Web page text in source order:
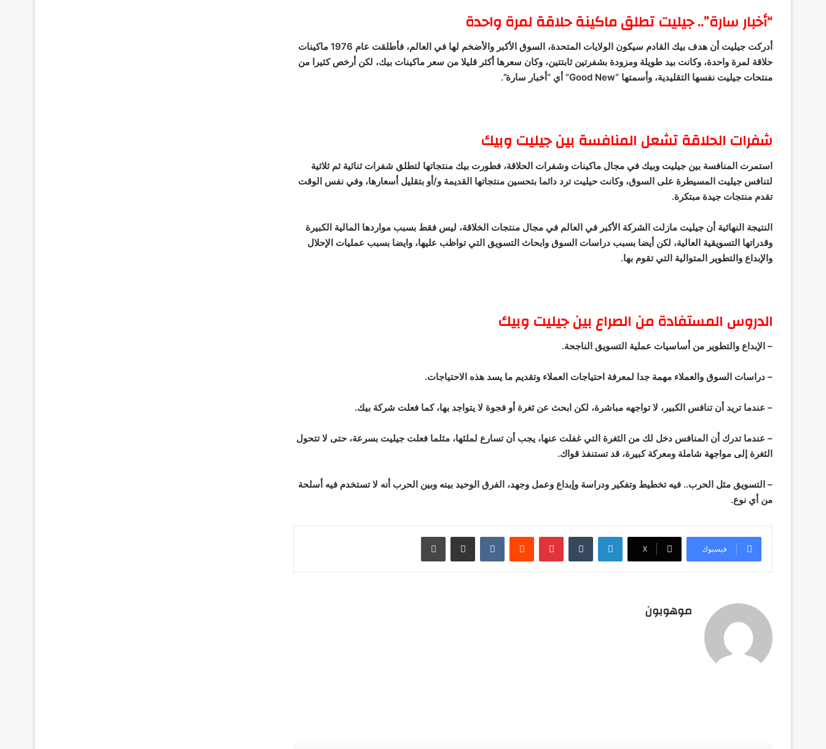
“أخبار سارة”..جيليت تطلق ماكينة حلاقة لمرة واحدة
أدركت جيليت أن هدف بيك القادم سيكون الولايات المتحدة، السوق الأكبر والأضخم لها في العالم، فأطلقت عام 1976 ماكينات
حلاقة لمرة واحدة، وكانت بيد طويلة ومزودة بشفرتين ثابتتين، وكان سعرها أكثر قليلا من سعر ماكينات بيك، لكن أرخص كثيرا من
منتحات جيليت نفسها التقليدية، وأسمتها “Good New” أي “أخبار سارة”.
شفرات الحلاقة تشعل المنافسة بين جيليت وبيك
استمرت المنافسة بين جيليت وبيك في مجال ماكينات وشفرات الحلاقة، فطورت بيك منتجاتها لتطلق شفرات ثنائية ثم ثلاثية
لتنافس جيليت المسيطرة على السوق، وكانت حيليت ترد دائما بتحسين منتجاتها القديمة و/أو بتقليل أسعارها، وفي نفس الوقت
تقدم منتجات جيدة مبتكرة.
النتيجة النهائية أن جيليت مازلت الشركة الأكبر في العالم في مجال منتجات الخلاقة، ليس فقط بسبب مواردها المالية الكبيرة
وقدراتها التسويقية العالية، لكن أيضا بسبب دراسات السوق وابحاث التسويق التي تواظب عليها، وايضا بسبب عمليات الإحلال
والإبداع والتطوير المتوالية التي تقوم بها.
الدروس المستفادة من الصراع بين جيليت وبيك
– الإبداع والتطوير من أساسيات عملية التسويق الناجحة.
– دراسات السوق والعملاء مهمة جدا لمعرفة احتياجات العملاء وتقديم ما يسد هذه الاحتياجات.
– عندما تريد أن تنافس الكبير، لا تواجهه مباشرة، لكن ابحث عن ثغرة أو فجوة لا يتواجد بها، كما فعلت شركة بيك.
– عندما تدرك أن المنافس دخل لك من الثغرة التي غفلت عنها، يجب أن تسارع لملئها، مثلما فعلت جيليت بسرعة، حتى لا تتحول
الثغرة إلى مواجهة شاملة ومعركة كبيرة، قد تستنفذ قواك.
– التسويق مثل الحرب.. فيه تخطيط وتفكير ودراسة وإبداع وعمل وجهد، الفرق الوحيد بينه وبين الحرب أنه لا تستخدم فيه أسلحة
من أي نوع.
فيسبوك ‫X
لينكدإن بينتيريست
موهوبون